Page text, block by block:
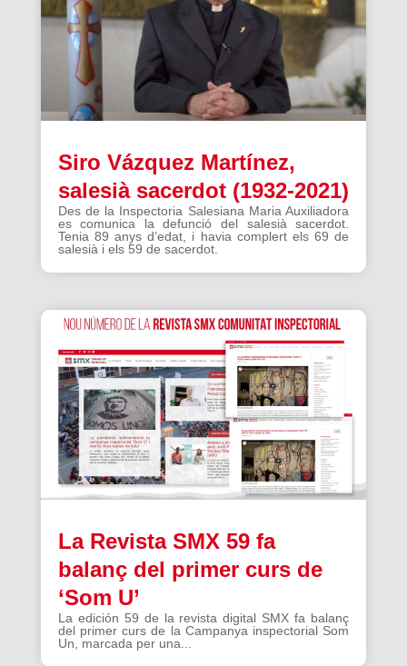
Siro Vázquez Martínez,
salesià sacerdot (1932-2021)
Des de la Inspectoria Salesiana Maria Auxiliadora
es comunica la defunció del salesià sacerdot.
Tenia 89 anys d’edat, i havia complert els 69 de
salesià i els 59 de sacerdot.
La Revista SMX 59 fa
balanç del primer curs de
‘Som U’
La edición 59 de la revista digital SMX fa balanç
del primer curs de la Campanya inspectorial Som
Un, marcada per una...